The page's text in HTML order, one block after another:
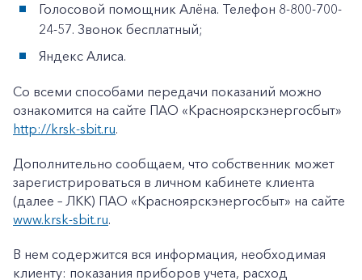
Голосовой помощник Алёна. Телефон 8-800-700-
24-57. Звонок бесплатный;
Яндекс Алиса.
Со всеми способами передачи показаний можно
ознакомится на сайте ПАО «Красноярскэнергосбыт»
http://krsk-sbit.ru.
Дополнительно сообщаем, что собственник может
зарегистрироваться в личном кабинете клиента
(далее – ЛКК) ПАО «Красноярскэнергосбыт» на сайте
www.krsk-sbit.ru.
В нем содержится вся информация, необходимая
клиенту: показания приборов учета, расход